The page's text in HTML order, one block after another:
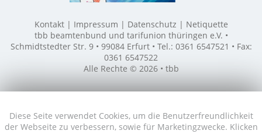
Diese Seite verwendet Cookies, um die Benutzerfreundlichkeit
der Webseite zu verbessern, sowie für Marketingzwecke. Klicken
Kontakt Impressum Datenschutz
Netiquette
tbb beamtenbund und tarifunion thüringen e.V. •
Schmidtstedter Str. 9 • 99084 Erfurt • Tel.: 0361 6547521 • Fax:
0361 6547522
Alle Rechte © 2026 • tbb